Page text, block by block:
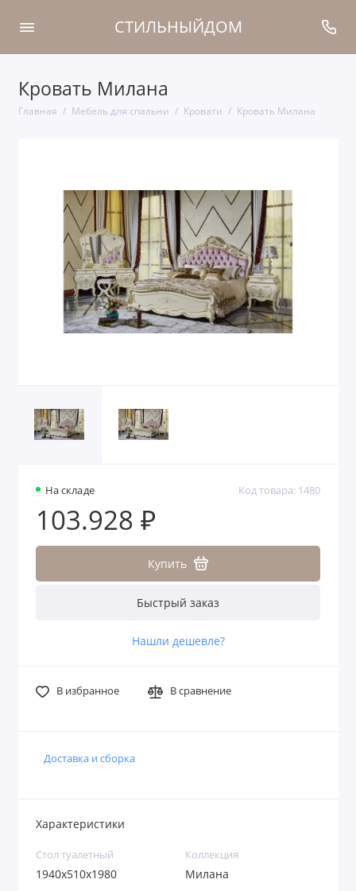
СТИЛЬНЫЙДОМ
Кровать Милана
Главная Мебель для спальни Кровати Кровать Милана
На складе Код товара: 1480
103.928 ₽
Купить
Быстрый заказ
Нашли дешевле?
В избранное В сравнение
Доставка и сборка
Характеристики
Стол туалетный
1940x510x1980
Коллекция
Милана